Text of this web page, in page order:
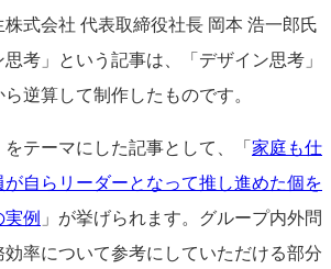
式会社 代表取締役社長 岡本 浩一郎氏
考」という記事は、「デザイン思考」
逆算して制作したものです。
テーマにした記事として、「 家庭も仕
自らリーダーとなって推し進めた個を
例 」が挙げられます。グループ内外問
率について参考にしていただける部分